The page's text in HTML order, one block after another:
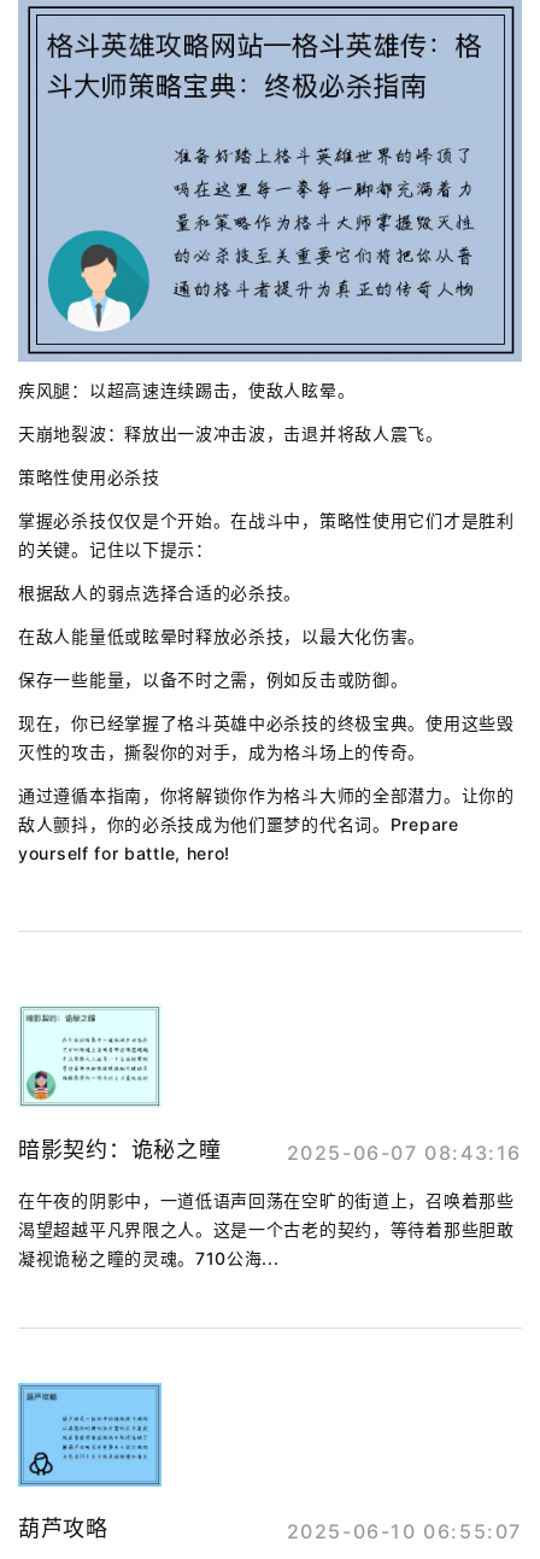
疾风腿：以超高速连续踢击，使敌人眩晕。
天崩地裂波：释放出一波冲击波，击退并将敌人震飞。
策略性使用必杀技
掌握必杀技仅仅是个开始。在战斗中，策略性使用它们才是胜利
的关键。记住以下提示：
根据敌人的弱点选择合适的必杀技。
在敌人能量低或眩晕时释放必杀技，以最大化伤害。
保存一些能量，以备不时之需，例如反击或防御。
现在，你已经掌握了格斗英雄中必杀技的终极宝典。使用这些毁
灭性的攻击，撕裂你的对手，成为格斗场上的传奇。
通过遵循本指南，你将解锁你作为格斗大师的全部潜力。让你的
敌人颤抖，你的必杀技成为他们噩梦的代名词。Prepare
yourself for battle, hero!
暗影契约：诡秘之瞳 2025-06-07 08:43:16
在午夜的阴影中，一道低语声回荡在空旷的街道上，召唤着那些
渴望超越平凡界限之人。这是一个古老的契约，等待着那些胆敢
凝视诡秘之瞳的灵魂。710公海...
葫芦攻略 2025-06-10 06:55:07